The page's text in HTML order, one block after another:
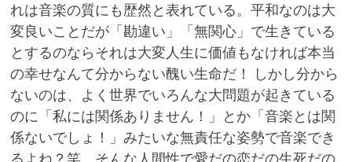
れは音楽の質にも歴然と表れている。平和なのは大
変良いことだが「勘違い」「無関心」で生きている
とするのならそれは大変人生に価値もなければ本当
の幸せなんて分からない醜い生命だ！ しかし分から
ないのは、よく世界でいろんな大問題が起きている
のに「私には関係ありません！」とか「音楽とは関
係ないでしょ！」みたいな無責任な姿勢で音楽でき